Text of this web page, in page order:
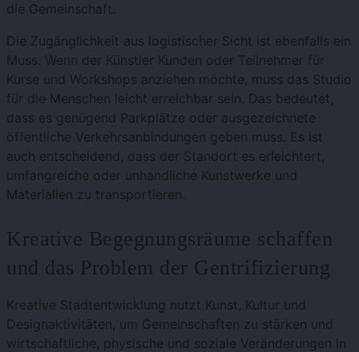
die Gemeinschaft.
Die Zugänglichkeit aus logistischer Sicht ist ebenfalls ein
Muss. Wenn der Künstler Kunden oder Teilnehmer für
Kurse und Workshops anziehen möchte, muss das Studio
für die Menschen leicht erreichbar sein. Das bedeutet,
dass es genügend Parkplätze oder ausgezeichnete
öffentliche Verkehrsanbindungen geben muss. Es ist
auch entscheidend, dass der Standort es erleichtert,
umfangreiche oder unhandliche Kunstwerke und
Materialien zu transportieren.
Kreative Begegnungsräume schaffen
und das Problem der Gentrifizierung
Kreative Stadtentwicklung nutzt Kunst, Kultur und
Designaktivitäten, um Gemeinschaften zu stärken und
wirtschaftliche, physische und soziale Veränderungen in